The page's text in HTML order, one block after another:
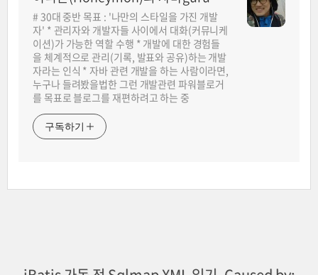
# 30대 중반 목표 : '나만의 스타일을 가진 개발
자' * 관리자와 개발자들 사이에서 대화(커뮤니케
이션)가 가능한 역할 수행 * 개발에 대한 경험들
을 체계적으로 관리(기록, 발표와 공유)하는 개발
자라는 인식 * 자바 관련 개발을 하는 사람이라면,
누구나 들려봤을법한 그런 개발관련 파워블로거
를 목표로 블로그를 재편하려고 하는 중
구독하기